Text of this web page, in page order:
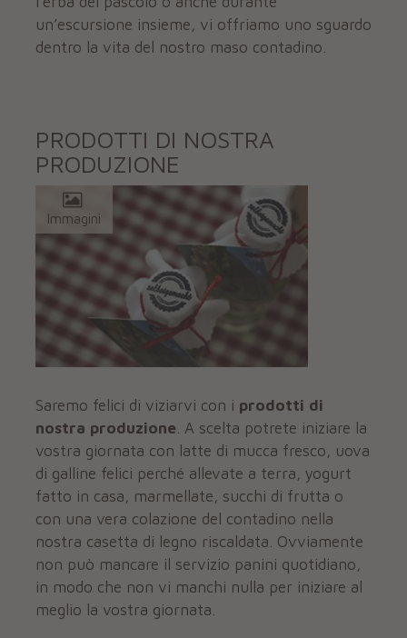
un’escursione insieme, vi offriamo uno sguardo
dentro la vita del nostro maso contadino.
PRODOTTI DI NOSTRA
PRODUZIONE
Immagini
Saremo felici di viziarvi con i prodotti di
nostra produzione. A scelta potrete iniziare la
vostra giornata con latte di mucca fresco, uova
di galline felici perché allevate a terra, yogurt
fatto in casa, marmellate, succhi di frutta o
con una vera colazione del contadino nella
nostra casetta di legno riscaldata. Ovviamente
non può mancare il servizio panini quotidiano,
in modo che non vi manchi nulla per iniziare al
meglio la vostra giornata.